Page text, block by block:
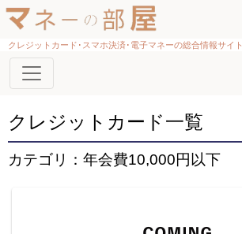
クレジットカード･スマホ決済･電子マネーの総合情報サイト
クレジットカード一覧
カテゴリ：年会費10,000円以下